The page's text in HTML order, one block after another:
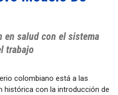
en salud con el sistema
trabajo
colombiano está a las
histórica con la introducción de